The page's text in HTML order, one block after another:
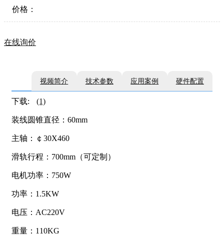
价格：
在线询价
视频简介 技术参数 应用案例 硬件配置
下载: (1)
装线圆锥直径：60mm
主轴：￠30X460
滑轨行程：700mm（可定制）
电机功率：750W
功率：1.5KW
电压：AC220V
重量：110KG